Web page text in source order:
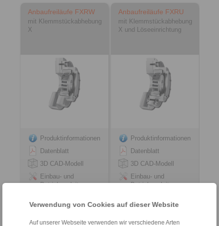
Verwendung von Cookies auf dieser Website
Auf unserer Webseite verwenden wir verschiedene Arten
Anbaufreiläufe FXRW
mit Klemmstückabhebung
X
Produktinformationen
Datenblatt
3D CAD-Modell
Einbau- und
Betriebsanleitung
Klemmstückabhebung
Anbaufreiläufe FXRU
mit Klemmstückabhebung
X und Löseeinrichtung
Produktinformationen
Datenblatt
3D CAD-Modell
Einbau- und
Betriebsanleitung
Klemmstückabhebung